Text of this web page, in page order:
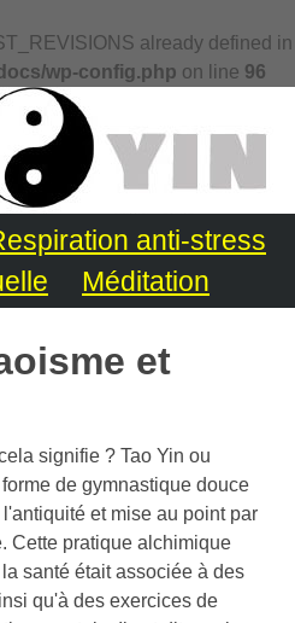
already defined in
wp-config.php on line 96
anti-stress
Méditation
et
signifie ? Tao Yin ou
de gymnastique douce
et mise au point par
Cette pratique alchimique
santé était associée à des
qu'à des exercices de